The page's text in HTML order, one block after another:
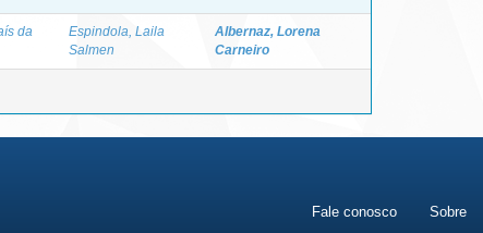
da
Espindola, Laila
Salmen
Albernaz, Lorena
Carneiro
Fale conosco Sobre